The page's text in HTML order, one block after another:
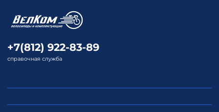
+7(812) 922-83-89
справочная служба